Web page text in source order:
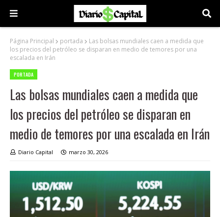
Página Principal portada
Las bolsas mundiales caen a medida que
los precios del petróleo se disparan en medio de temores por una
escalada en Irán
PORTADA
Las bolsas mundiales caen a medida que
los precios del petróleo se disparan en
medio de temores por una escalada en Irán
Diario Capital marzo 30, 2026